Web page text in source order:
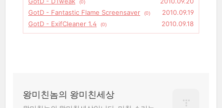
(0)
GotD - Fantastic Flame Screensaver
(0)
2010.09.19
GotD - ExifCleaner 1.4
(0) 2010.09.18
왕미친놈의 왕미친세상